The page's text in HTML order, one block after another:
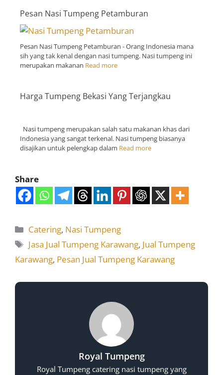
Pesan Nasi Tumpeng Petamburan
Pesan Nasi Tumpeng Petamburan - Orang Indonesia mana
sih yang tak kenal dengan nasi tumpeng. Nasi tumpeng ini
merupakan makanan Read more
Harga Tumpeng Bekasi Yang Terjangkau
Nasi tumpeng merupakan salah satu makanan khas dari
Indonesia yang sangat terkenal. Nasi tumpeng biasanya
disajikan untuk pelengkap dalam Read more
Share
Catering, Nasi Tumpeng
Jasa Jual Tumpeng Karawang, Jual Tumpeng
Karawang, Pesan Jual Tumpeng Karawang
Royal Tumpeng
Royal Tumpeng catering nasi tumpeng yang